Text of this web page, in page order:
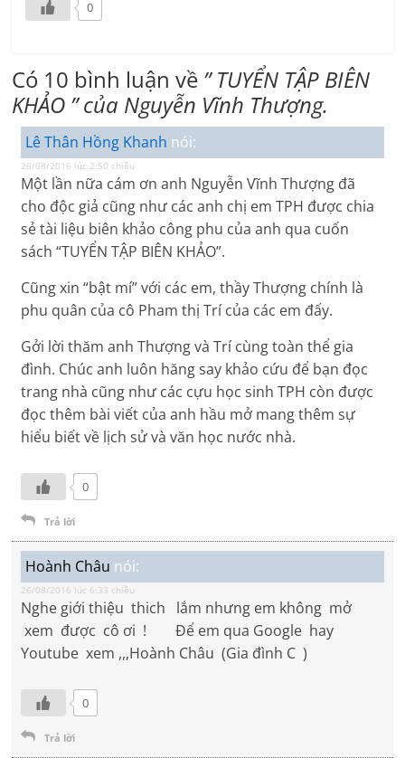
0
Có 10 bình luận về ” TUYỂN TẬP BIÊN
KHẢO ” của Nguyễn Vĩnh Thượng.
Lê Thân Hồng Khanh nói:
26/08/2016 lúc 2:50 chiều
Một lần nữa cám ơn anh Nguyễn Vĩnh Thượng đã
cho độc giả cũng như các anh chị em TPH được chia
sẻ tài liệu biên khảo công phu của anh qua cuốn
sách “TUYỂN TẬP BIÊN KHẢO”.
Cũng xin “bật mí” với các em, thầy Thượng chính là
phu quân của cô Pham thị Trí của các em đấy.
Gởi lời thăm anh Thượng và Trí cùng toàn thể gia
đình. Chúc anh luôn hăng say khảo cứu để bạn đọc
trang nhà cũng như các cựu học sinh TPH còn được
đọc thêm bài viết của anh hầu mở mang thêm sự
hiểu biết về lịch sử và văn học nước nhà.
0
Trả lời
Hoành Châu nói:
26/08/2016 lúc 6:33 chiều
Nghe giới thiệu thich lắm nhưng em không mở
xem được cô ơi ! Để em qua Google hay
Youtube xem ,,,Hoành Châu (Gia đình C )
0
Trả lời